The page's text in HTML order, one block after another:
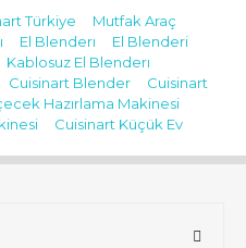
Türkiye
Mutfak Araç
El Blenderı
El Blenderi
Kablosuz El Blenderı
Cuisinart Blender
Cuisinart
Hazırlama Makinesi
Cuisinart Küçük Ev